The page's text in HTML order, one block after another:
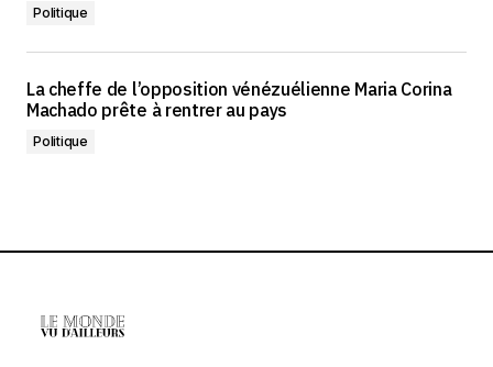
Politique
La cheffe de l’opposition vénézuélienne Maria Corina
Machado prête à rentrer au pays
Politique